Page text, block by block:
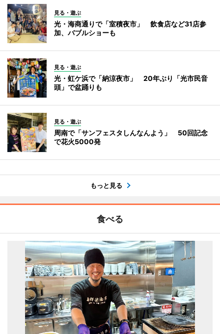
見る・遊ぶ
光・海商通りで「室積夜市」 飲食店など31店参
加、バブルショーも
見る・遊ぶ
光・虹ケ浜で「納涼夜市」 20年ぶり「光市民音
頭」で盆踊りも
見る・遊ぶ
周南で「サンフェスタしんなんよう」 50回記念
で花火5000発
もっと見る
食べる